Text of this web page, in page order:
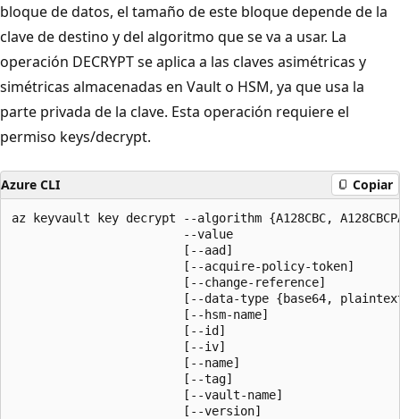
bloque de datos, el tamaño de este bloque depende de la
clave de destino y del algoritmo que se va a usar. La
operación DECRYPT se aplica a las claves asimétricas y
simétricas almacenadas en Vault o HSM, ya que usa la
parte privada de la clave. Esta operación requiere el
permiso keys/decrypt.
Azure CLI Copiar
az keyvault key decrypt --algorithm {A128CBC, A128CBCPAD,
                        --value
                        [--aad]
                        [--acquire-policy-token]
                        [--change-reference]
[--data-type {base64,
                        [--hsm-name]
                        [--id]
                        [--iv]
                        [--name]
                        [--tag]
                        [--vault-name]
                        [--version]